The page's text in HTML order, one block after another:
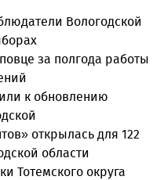
Вологодской
за полгода работы
к обновлению
открылась для 122
области
Тотемского округа